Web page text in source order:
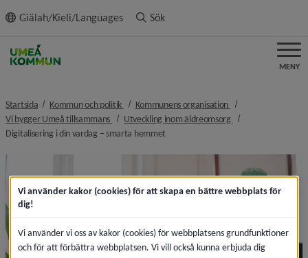
innehållet
Giälah/Kieli/Languages Sök
MENY
Startsida Kommun och politik nivå i brödsmulenavigeringen
Kommunens organisation nivå i
Vi bygger Umeå tillsammans nivå i brödsmulenavigeringen
Utveckling inom äldreomsorg nivå i
Digitalisering i din vardag – smarta hemmet
Vi använder kakor (cookies) för att skapa en bättre webbplats för
dig!
Vi använder vi oss av kakor (cookies) för webbplatsens grundfunktioner
och för att förbättra webbplatsen. Vi vill också kunna erbjuda dig